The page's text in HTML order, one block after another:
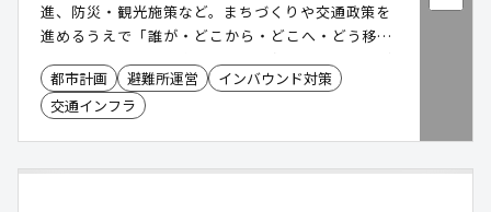
進、防災・観光施策など。まちづくりや交通政策を
進めるうえで「誰が・どこから・どこへ・どう移動
しているか」の移動実態の把握は欠かせません。ブ
ログウォッチャーの人流データは、スマホ位置情報
をもとに人の動きを高精度で可視化し、EBPM(証拠
都市計画 避難所運営
インバウンド対策
交通インフラ